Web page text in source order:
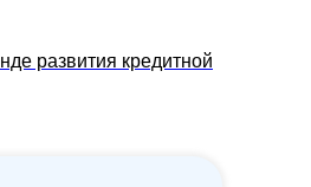
развития кредитной